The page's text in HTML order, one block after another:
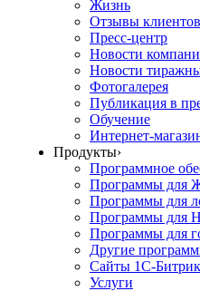
Жизнь
Отзывы клиентов
Пресс-центр
Новости
Новости
Фотогалерея
Публикация в
Обучение
Интернет-
Продукты›
Программное
Программы для
Программы для
Программы для
Программы для
Другие
Сайты 1С-
Услуги